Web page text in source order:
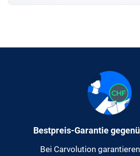
Bestpreis-Garantie
Bei Carvolution